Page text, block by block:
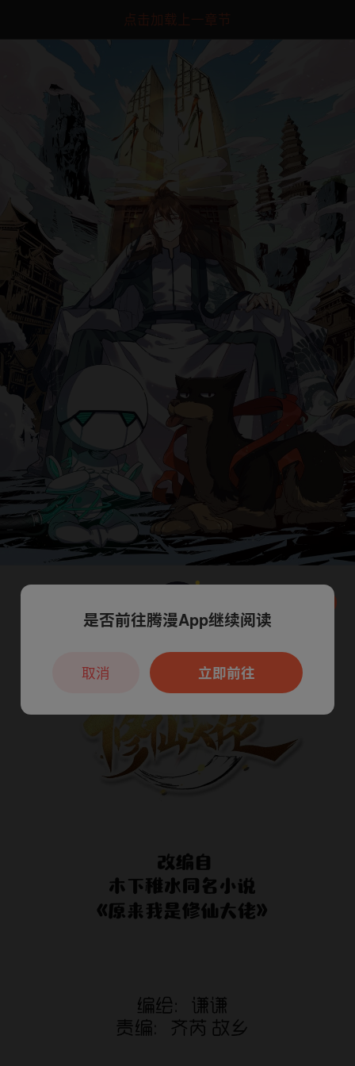
点击加载上一章节
本章节仅支持App阅读，可打开App新用
户7天免费看
是否前往腾漫App继续阅读
立即前往
取消